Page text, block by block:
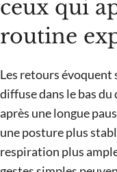
ceux qui
routine
Les retours évoquent
diffuse dans le bas du
après une longue
une posture plus
respiration plus